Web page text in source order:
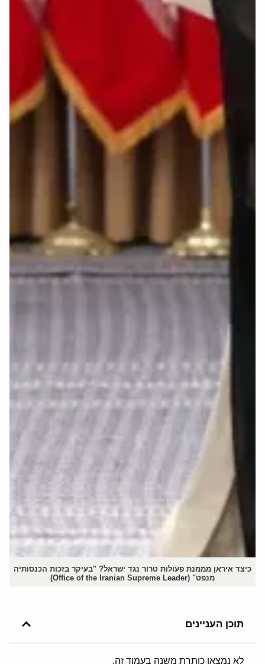
כיצד איראן מממנת פעולות טרור נגד ישראל? "בעיקר בזכות הכנסותיה
מנפט" (Office of the Iranian Supreme Leader)
תוכן העניינים
לא נמצאו כותרת משנה בעמוד זה.